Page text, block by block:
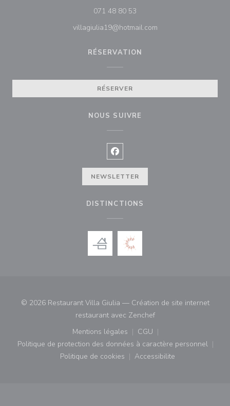
071 48 80 53
villagiulia19@hotmail.com
RÉSERVATION
RÉSERVER
NOUS SUIVRE
Facebook ((ouvre une nouvelle
NEWSLETTER
DISTINCTIONS
© 2026 Restaurant Villa Giulia — Création de site internet
restaurant avec Zenchef((ouvre une nouvelle
Mentions légales
((ouvre une nouvelle fenêtre))
CGU
((ouvre une nouvelle
Politique de protection des données à caractère personnel
((ouvre une nouvelle fenêtre))
Politique de cookies
((ouvre une nouvelle fenêtre))
Accessibilite
((ouvre une nouvelle